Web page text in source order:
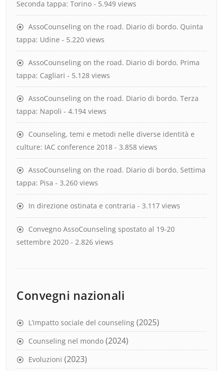
Seconda tappa: Torino - 5.949 views
AssoCounseling on the road. Diario di bordo. Quinta
tappa: Udine - 5.220 views
AssoCounseling on the road. Diario di bordo. Prima
tappa: Cagliari - 5.128 views
AssoCounseling on the road. Diario di bordo. Terza
tappa: Napoli - 4.194 views
Counseling, temi e metodi nelle diverse identità e
culture: IAC conference 2018 - 3.858 views
AssoCounseling on the road. Diario di bordo. Settima
tappa: Pisa - 3.260 views
In direzione ostinata e contraria - 3.117 views
Convegno AssoCounseling spostato al 19-20
settembre 2020 - 2.826 views
Convegni nazionali
L’impatto sociale del counseling (2025)
Counseling nel mondo (2024)
Evoluzioni (2023)